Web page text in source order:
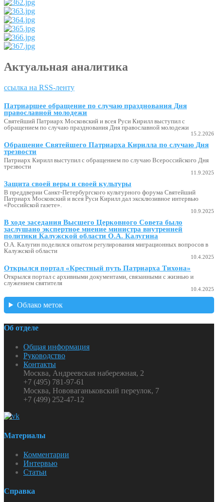
Актуальная аналитика
ссылка на RSS-ленту
Патриаршее обращение по случаю празднования Дня
православной молодежи
Святейший Патриарх Московский и всея Руси Кирилл выступил с
обращением по случаю празднования Дня православной молодежи
15.2.2026
Обращение Святейшего Патриарха Кирилла по случаю Дня
трезвости
Патриарх Кирилл выступил с обращением по случаю Всероссийского Дня
трезвости
11.9.2025
Защита своей веры и своей культуры
В преддверии Санкт-Петербургского культурного форума Святейший
Патриарх Московский и всея Руси Кирилл дал эксклюзивное интервью
«Российской газете».
10.9.2025
В ходе заседания Высшего Церковного Совета было
заслушано экспертное мнение министра внутренней
политики Калужской области О.А. Калугина
О.А. Калугин поделился опытом регулирования миграционных вопросов в
Калужской области
10.4.2025
Открылся портал «Крестный путь Патриарха Тихона»
Открылся портал с архивными документами, связанными с жизнью и
служением святителя
10.4.2025
Облако меток
Об отделе
Общая информация
Руководство
Контакты
Москва, Андреевская набережная, 2
+7 (495) 781-97-61
Москва, Нововаганьковский переулок, 7
+7 (499) 252-47-12
Материалы
Комментарии
Интервью
Статьи
Справка